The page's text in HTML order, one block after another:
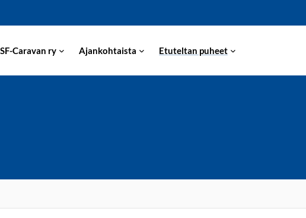
SF-Caravan ry Ajankohtaista Etuteltan puheet